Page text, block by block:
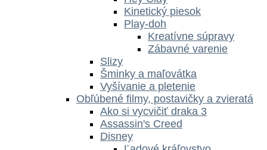
Kinetický piesok
Play-doh
Kreatívne súpravy
Zábavné varenie
Slizy
Šminky a maľovátka
Vyšívanie a pletenie
Obľúbené filmy, postavičky a zvieratá
Ako si vycvičiť draka 3
Assassin's Creed
Disney